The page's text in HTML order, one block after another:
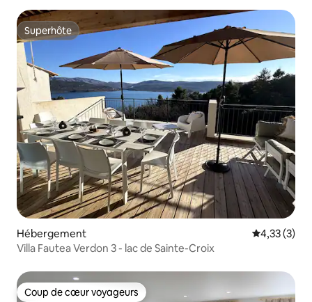
Superhôte
Superhôte
Hébergement Évaluation
4,33 (3)
Villa Fautea Verdon 3 - lac de Sainte-Croix
Coup de cœur voyageurs
Coup de cœur voyageurs